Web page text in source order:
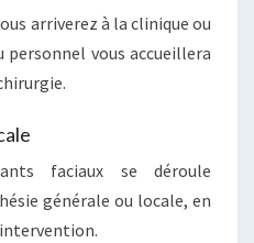
arriverez à la clinique ou
personnel vous accueillera
faciaux se déroule
générale ou locale, en